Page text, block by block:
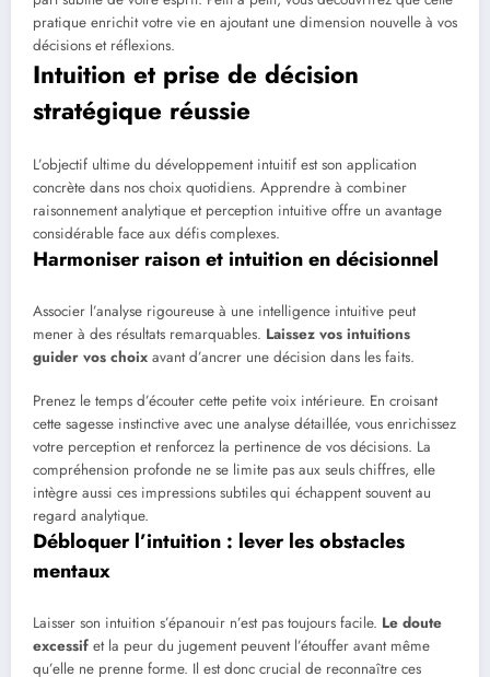
pratique enrichit votre vie en ajoutant une dimension nouvelle à vos
décisions et réflexions.
Intuition et prise de décision
stratégique réussie
L’objectif ultime du développement intuitif est son application
concrète dans nos choix quotidiens. Apprendre à combiner
raisonnement analytique et perception intuitive offre un avantage
considérable face aux défis complexes.
Harmoniser raison et intuition en décisionnel
Associer l’analyse rigoureuse à une intelligence intuitive peut
mener à des résultats remarquables. Laissez vos intuitions
guider vos choix avant d’ancrer une décision dans les faits.
Prenez le temps d’écouter cette petite voix intérieure. En croisant
cette sagesse instinctive avec une analyse détaillée, vous enrichissez
votre perception et renforcez la pertinence de vos décisions. La
compréhension profonde ne se limite pas aux seuls chiffres, elle
intègre aussi ces impressions subtiles qui échappent souvent au
regard analytique.
Débloquer l’intuition : lever les obstacles
mentaux
Laisser son intuition s’épanouir n’est pas toujours facile. Le doute
excessif et la peur du jugement peuvent l’étouffer avant même
qu’elle ne prenne forme. Il est donc crucial de reconnaître ces